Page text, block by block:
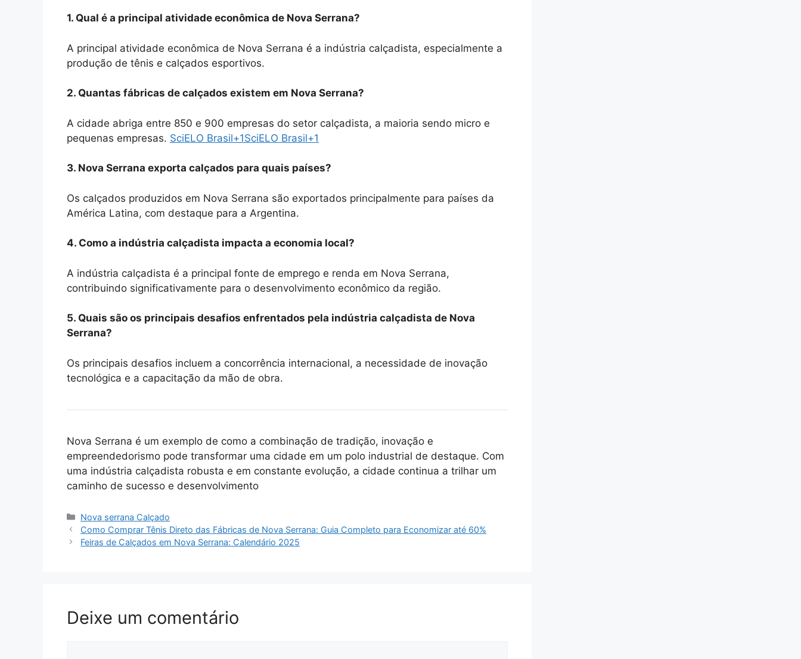
1. Qual é a principal atividade econômica de Nova Serrana?
A principal atividade econômica de Nova Serrana é a indústria calçadista, especialmente a
produção de tênis e calçados esportivos.
2. Quantas fábricas de calçados existem em Nova Serrana?
A cidade abriga entre 850 e 900 empresas do setor calçadista, a maioria sendo micro e
pequenas empresas. SciELO Brasil+1SciELO Brasil+1
3. Nova Serrana exporta calçados para quais países?
Os calçados produzidos em Nova Serrana são exportados principalmente para países da
América Latina, com destaque para a Argentina.
4. Como a indústria calçadista impacta a economia local?
A indústria calçadista é a principal fonte de emprego e renda em Nova Serrana,
contribuindo significativamente para o desenvolvimento econômico da região.
5. Quais são os principais desafios enfrentados pela indústria calçadista de Nova
Serrana?
Os principais desafios incluem a concorrência internacional, a necessidade de inovação
tecnológica e a capacitação da mão de obra.
Nova Serrana é um exemplo de como a combinação de tradição, inovação e
empreendedorismo pode transformar uma cidade em um polo industrial de destaque. Com
uma indústria calçadista robusta e em constante evolução, a cidade continua a trilhar um
caminho de sucesso e desenvolvimento
Categorias
Nova serrana Calçado
Como Comprar Tênis Direto das Fábricas de Nova Serrana: Guia Completo para Economizar até 60%
Feiras de Calçados em Nova Serrana: Calendário 2025
Deixe um comentário